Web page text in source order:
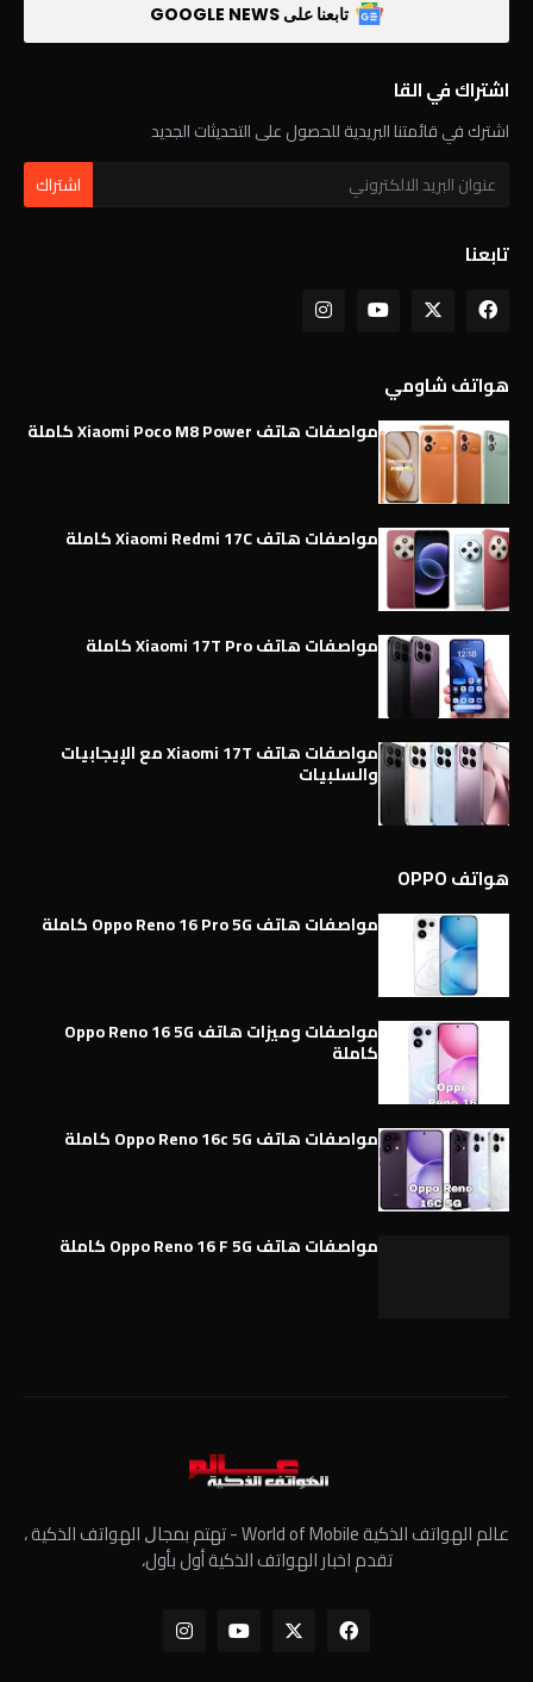
تابعنا على GOOGLE NEWS
اشتراك في القا
اشترك في قائمتنا البريدية للحصول على التحديثات الجديد
تابعنا
هواتف شاومي
مواصفات هاتف Xiaomi Poco M8 Power كاملة
مواصفات هاتف Xiaomi Redmi 17C كاملة
مواصفات هاتف Xiaomi 17T Pro كاملة
مواصفات هاتف Xiaomi 17T مع الإيجابيات
والسلبيات
هواتف OPPO
مواصفات هاتف Oppo Reno 16 Pro 5G كاملة
مواصفات وميزات هاتف Oppo Reno 16 5G
كاملة
مواصفات هاتف Oppo Reno 16c 5G كاملة
مواصفات هاتف Oppo Reno 16 F 5G كاملة
عالم الهواتف الذكية World of Mobile - ﺗﻬﺘﻢ ﺑﻤﺠﺎﻝ الهواتف الذكية ،
تقدم اخبار الهواتف الذكية أول بأول،